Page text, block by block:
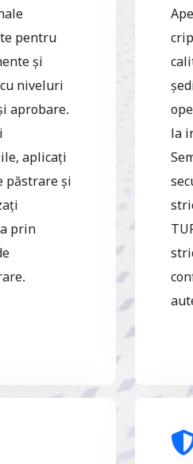
pentru
și
niveluri
aprobare.
aplicați
păstrare și
prin
la